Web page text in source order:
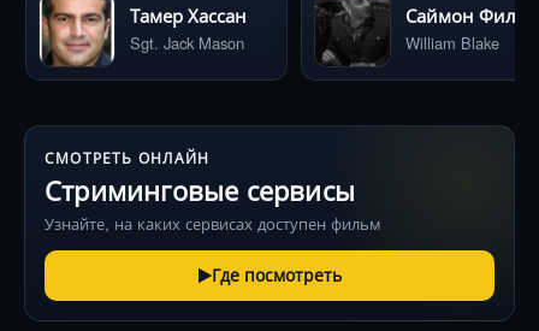
Тамер Хассан
Sgt. Jack Mason William Blake
СМОТРЕТЬ ОНЛАЙН
Стриминговые сервисы
Узнайте, на каких сервисах доступен фильм
Где посмотреть